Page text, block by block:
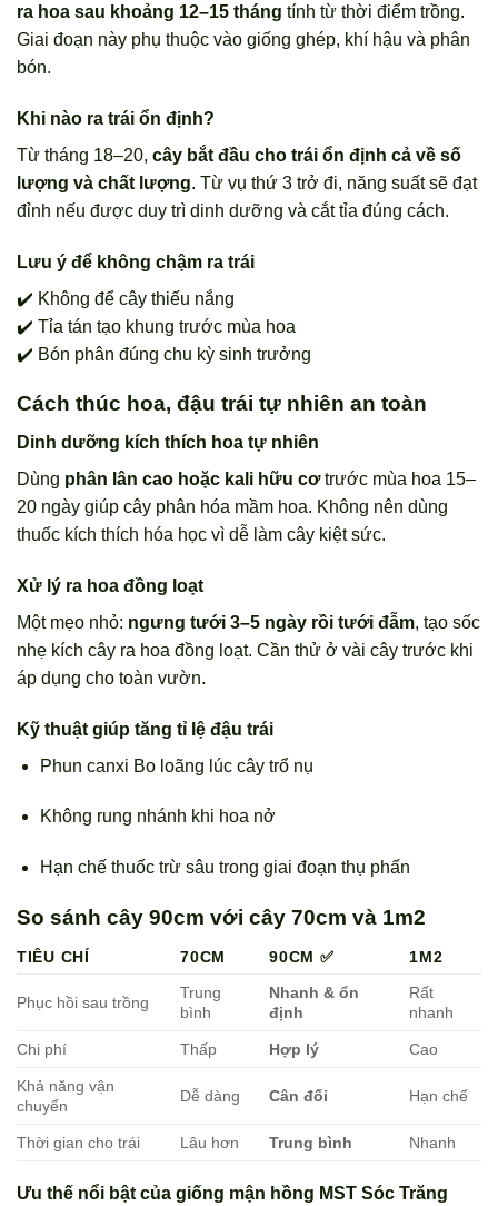
ra hoa sau khoảng 12–15 tháng tính từ thời điểm trồng.
Giai đoạn này phụ thuộc vào giống ghép, khí hậu và phân
bón.
Khi nào ra trái ổn định?
Từ tháng 18–20, cây bắt đầu cho trái ổn định cả về số
lượng và chất lượng. Từ vụ thứ 3 trở đi, năng suất sẽ đạt
đỉnh nếu được duy trì dinh dưỡng và cắt tỉa đúng cách.
Lưu ý để không chậm ra trái
✔️ Không để cây thiếu nắng
✔️ Tỉa tán tạo khung trước mùa hoa
✔️ Bón phân đúng chu kỳ sinh trưởng
Cách thúc hoa, đậu trái tự nhiên an toàn
Dinh dưỡng kích thích hoa tự nhiên
Dùng phân lân cao hoặc kali hữu cơtrước mùa hoa 15–
20 ngày giúp cây phân hóa mầm hoa. Không nên dùng
thuốc kích thích hóa học vì dễ làm cây kiệt sức.
Xử lý ra hoa đồng loạt
Một mẹo nhỏ: ngưng tưới 3–5 ngày rồi tưới đẫm, tạo sốc
nhẹ kích cây ra hoa đồng loạt. Cần thử ở vài cây trước khi
áp dụng cho toàn vườn.
Kỹ thuật giúp tăng tỉ lệ đậu trái
Phun canxi Bo loãng lúc cây trổ nụ
Không rung nhánh khi hoa nở
Hạn chế thuốc trừ sâu trong giai đoạn thụ phấn
So sánh cây 90cm với cây 70cm và 1m2
TIÊU CHÍ 70CM 90CM ✅ 1M2
Phục hồi sau trồng
Trung
bình
Nhanh & ổn
định
Rất
nhanh
Chi phí Thấp Hợp lý Cao
Khả năng vận
chuyển
Dễ dàng Cân đối Hạn chế
Thời gian cho trái Lâu hơn Trung bình Nhanh
Ưu thế nổi bật của giống mận hồng MST Sóc Trăng